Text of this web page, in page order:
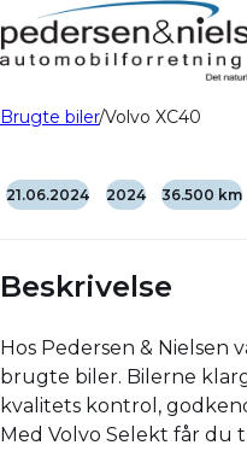
Brugte biler Volvo XC40
21.06.2024 2024 36.500 km
Beskrivelse
Hos Pedersen &
brugte biler. Bilerne
kvalitets kontrol,
Med Volvo Selekt får du